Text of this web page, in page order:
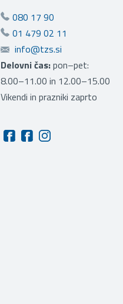
080 17 90
01 479 02 11
info@tzs.si
Delovni čas:pon–pet:
8.00–11.00 in 12.00–15.00
Vikendi in prazniki zaprto